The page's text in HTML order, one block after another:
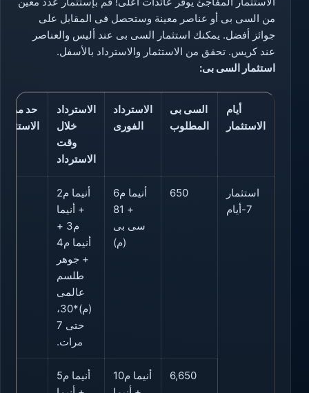
من السى بى أو عناصر معينة وستحصل فى المقابل على
جوائز أفضل. يمكنك استثمار السى بى عند أليس والعناصر
عند كريس. تحقق من الاستثمار والاسترداد بالأسفل.
استثمار السى بى:
أيام
الاستثمار
السى بى
المطلوب
الاسترداد
الفورى
الاسترداد
خلال
وقت
الاسترداد
حد مرات
الاستثمار
استثمار
7-أيام
650
أنيما م6
+ 81
سى بى
(م)
أنيما م2
+ أنيما
م3 +
أنيما م4
+ جوهر
طلسم
عالمى
(م)*30،
حتى 7
مرات.
6,650
أنيما م10
أنيما م5